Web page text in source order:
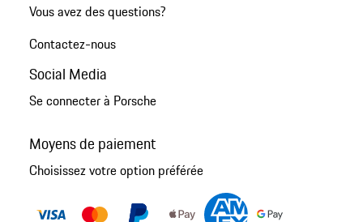
Vous avez des questions?
Contactez-nous
Social Media
Se connecter à Porsche
Moyens de paiement
Choisissez votre option préférée